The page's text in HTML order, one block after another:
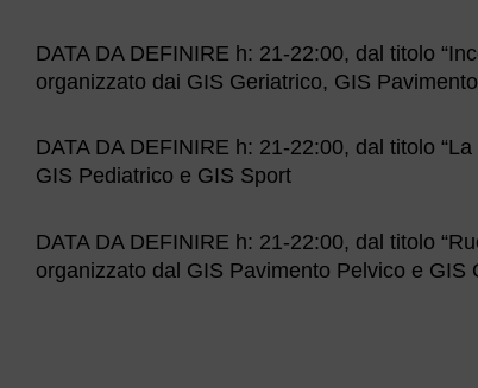
DATA DA DEFINIRE h: 21-22:00, dal titolo
organizzato dai GIS Geriatrico, GIS
DATA DA DEFINIRE h: 21-22:00, dal titolo
GIS Pediatrico e GIS Sport
DATA DA DEFINIRE h: 21-22:00, dal titolo
organizzato dal GIS Pavimento Pelvico e GIS